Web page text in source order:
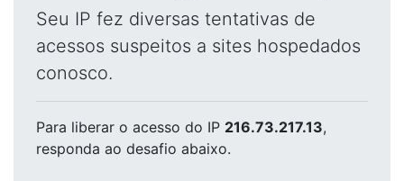
Seu IP fez diversas tentativas de
acessos suspeitos a sites hospedados
conosco.
Para liberar o acesso do IP 216.73.217.13,
responda ao desafio abaixo.